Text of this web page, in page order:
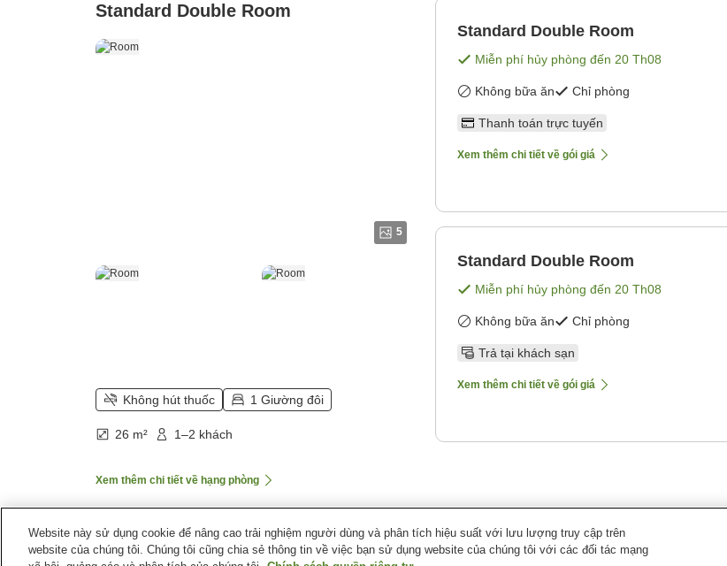
Standard Double Room
5
Không hút thuốc 1 Giường đôi
26 m² 1–2 khách
Xem thêm chi tiết về hạng phòng
Standard Double Room
Miễn phí hủy phòng đến 20 Th08
Không bữa ăn Chỉ phòng
Thanh toán trực tuyến
Xem thêm chi tiết về gói giá
Standard Double Room
Miễn phí hủy phòng đến 20 Th08
Không bữa ăn Chỉ phòng
Trả tại khách sạn
Xem thêm chi tiết về gói giá
Trang chủ Hàn Quốc Busan Huyện Busanjin Busanjin-gu South Vandeco Hotel
Website này sử dụng cookie để nâng cao trải nghiệm người dùng và phân tích hiệu suất với lưu lượng truy cập trên
website của chúng tôi. Chúng tôi cũng chia sẻ thông tin về việc bạn sử dụng website của chúng tôi với các đối tác mạng